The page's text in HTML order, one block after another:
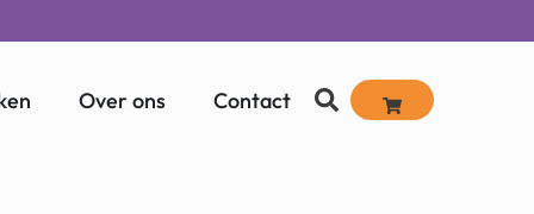
Over ons Contact